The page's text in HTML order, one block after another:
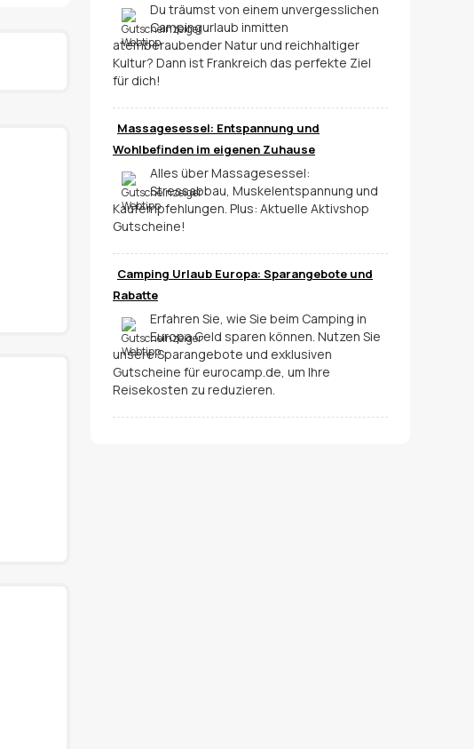
Du träumst von einem unvergesslichen
Campingurlaub inmitten
atemberaubender Natur und reichhaltiger
Kultur? Dann ist Frankreich das perfekte Ziel
für dich!
Massagesessel: Entspannung und
Wohlbefinden im eigenen Zuhause
Alles über Massagesessel:
Stressabbau, Muskelentspannung und
Kaufempfehlungen. Plus: Aktuelle Aktivshop
Gutscheine!
Camping Urlaub Europa: Sparangebote und
Rabatte
Erfahren Sie, wie Sie beim Camping in
Europa Geld sparen können. Nutzen Sie
unsere Sparangebote und exklusiven
Gutscheine für eurocamp.de, um Ihre
Reisekosten zu reduzieren.